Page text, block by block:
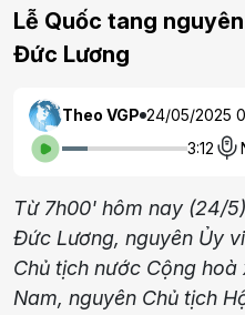
Lễ Quốc tang
Đức Lương
Theo VGP 24/05/2025
3:12
Từ 7h00' hôm nay (24/
Đức Lương, nguyên Ủy
Chủ tịch nước Cộng
Nam, nguyên Chủ tịch